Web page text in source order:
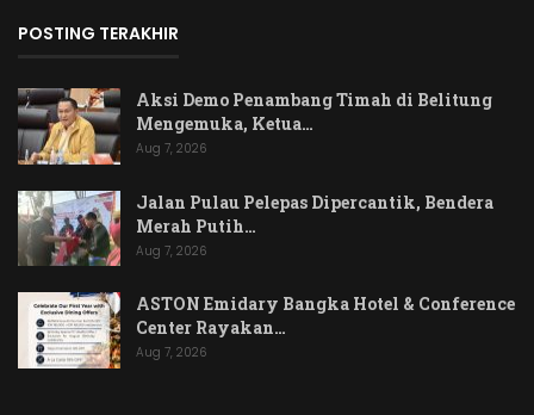
POSTING TERAKHIR
Aksi Demo Penambang Timah di Belitung
Mengemuka, Ketua…
Aug 7, 2026
Jalan Pulau Pelepas Dipercantik, Bendera
Merah Putih…
Aug 7, 2026
ASTON Emidary Bangka Hotel & Conference
Center Rayakan…
Aug 7, 2026